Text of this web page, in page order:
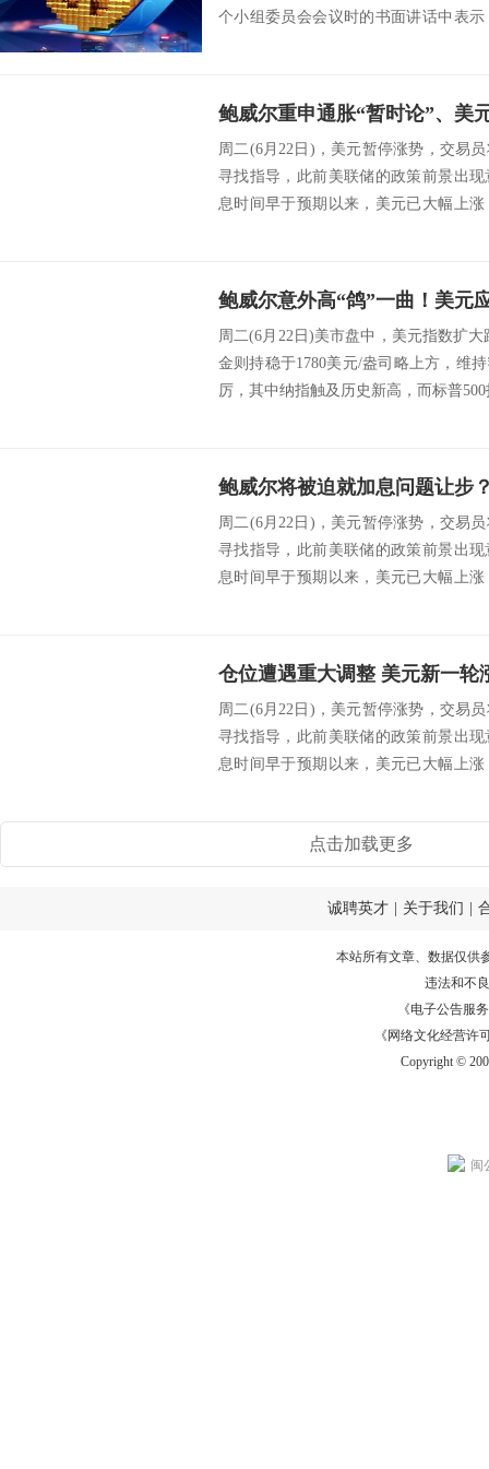
个小组委员会会议时的书面讲话中表
周二(6月22日)，美元暂停涨势，交易
寻找指导，此前美联储的政策前景出
息时间早于预期以来，美元已大幅上
周二(6月22日)美市盘中，美元指数扩
金则持稳于1780美元/盎司略上方，维
厉，其中纳指触及历史新高，而标普
周二(6月22日)，美元暂停涨势，交易
寻找指导，此前美联储的政策前景出
息时间早于预期以来，美元已大幅上
周二(6月22日)，美元暂停涨势，交易
寻找指导，此前美联储的政策前景出
息时间早于预期以来，美元已大幅上
点击加载更多
诚聘英才 关于我们
本站所有文章、数据仅供
违法和不
《电子公告服务
《网络文化经营许
Copyright ©
闽